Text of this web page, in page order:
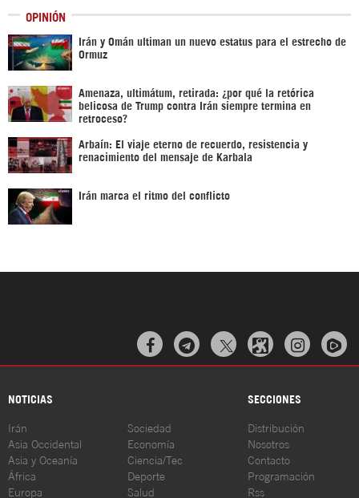
OPINIÓN
Irán y Omán ultiman un nuevo estatus para el estrecho de
Ormuz
Amenaza, ultimátum, retirada: ¿por qué la retórica
belicosa de Trump contra Irán siempre termina en
retroceso?
Arbaín: El viaje eterno de recuerdo, resistencia y
renacimiento del mensaje de Karbala
Irán marca el ritmo del conflicto
  
NOTICIAS SECCIONES
Irán
Asia Occidental
Asia y Oceanía
África
Europa
Sociedad
Economía
Ciencia/Tec
Deporte
Salud
Distribución
Nosotros
Contacto
Programación
Rss